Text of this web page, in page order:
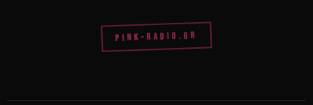
PINK-RADIO.GR